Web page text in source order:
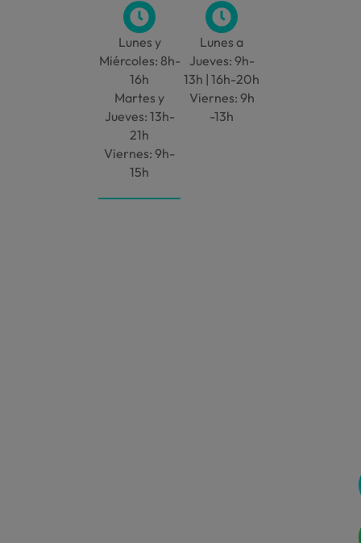
Lunes y
Miércoles: 8h-
16h
Martes y
Jueves: 13h-
21h
Viernes: 9h-
15h
Lunes a
Jueves: 9h-
13h | 16h-20h
Viernes: 9h
-13h